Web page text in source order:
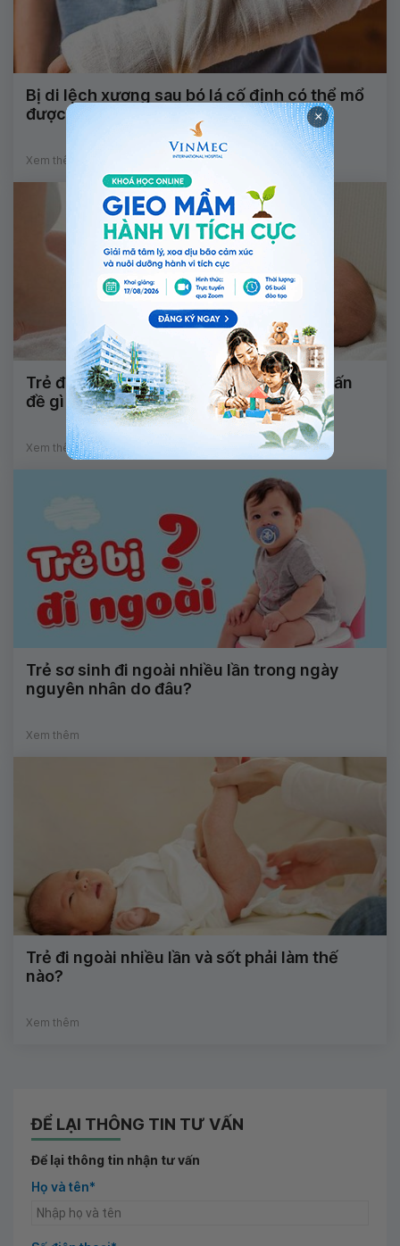
Bị di lệch xương sau bó lá cố định có thể mổ
được không?
Xem thêm
Trẻ đi ngoài phân lỏng kèm cặn sữa có vấn
đề gì về đường ruột không?
Xem thêm
Trẻ sơ sinh đi ngoài nhiều lần trong ngày
nguyên nhân do đâu?
Xem thêm
Trẻ đi ngoài nhiều lần và sốt phải làm thế
nào?
Xem thêm
ĐỂ LẠI THÔNG TIN TƯ VẤN
Để lại thông tin nhận tư vấn
Họ và tên*
×